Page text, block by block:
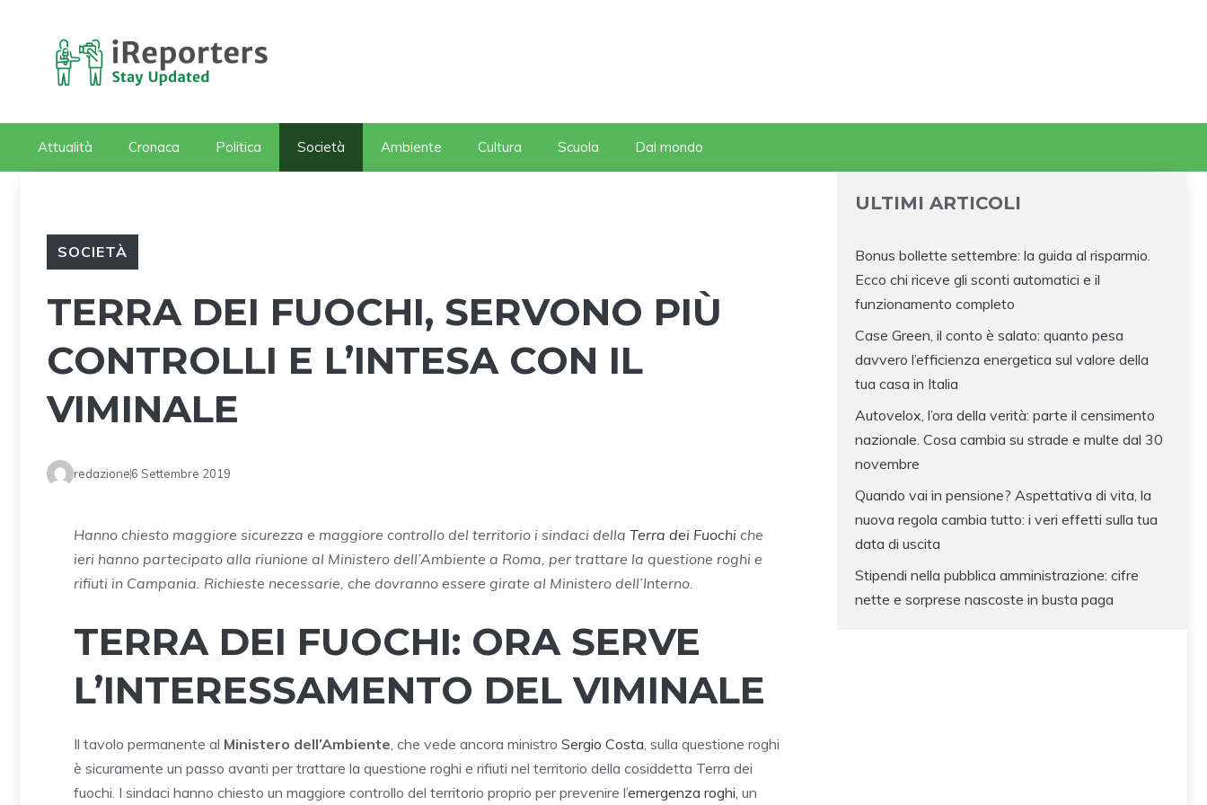
contenuto
Attualità Cronaca Politica Società Ambiente Cultura Scuola Dal mondo
SOCIETÀ
TERRA DEI FUOCHI, SERVONO PIÙ
CONTROLLI E L’INTESA CON IL
VIMINALE
redazione6 Settembre 2019
Hanno chiesto maggiore sicurezza e maggiore controllo del territorio i sindaci della Terra dei Fuochi che
ieri hanno partecipato alla riunione al Ministero dell’Ambiente a Roma, per trattare la questione roghi e
rifiuti in Campania. Richieste necessarie, che dovranno essere girate al Ministero dell’Interno.
TERRA DEI FUOCHI: ORA SERVE
L’INTERESSAMENTO DEL VIMINALE
Il tavolo permanente al Ministero dell’Ambiente, che vede ancora ministro Sergio Costa, sulla questione roghi
è sicuramente un passo avanti per trattare la questione roghi e rifiuti nel territorio della cosiddetta Terra dei
fuochi. I sindaci hanno chiesto un maggiore controllo del territorio proprio per prevenire l’emergenza roghi, un
ULTIMI ARTICOLI
Bonus bollette settembre: la guida al risparmio.
Ecco chi riceve gli sconti automatici e il
funzionamento completo
Case Green, il conto è salato: quanto pesa
davvero l’efficienza energetica sul valore della
tua casa in Italia
Autovelox, l’ora della verità: parte il censimento
nazionale. Cosa cambia su strade e multe dal 30
novembre
Quando vai in pensione? Aspettativa di vita, la
nuova regola cambia tutto: i veri effetti sulla tua
data di uscita
Stipendi nella pubblica amministrazione: cifre
nette e sorprese nascoste in busta paga